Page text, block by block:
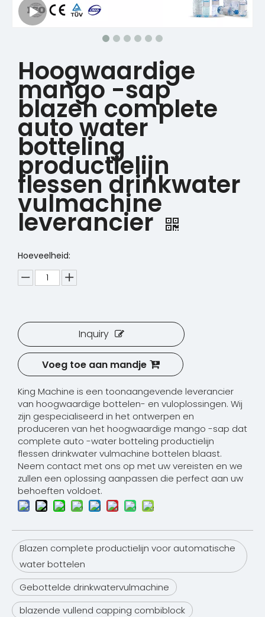
Hoogwaardige
mango -sap
blazen complete
auto water
botteling
productielijn
flessen drinkwater
vulmachine
leverancier
Hoeveelheid:
Inquiry
Voeg toe aan mandje
King Machine is een toonaangevende leverancier
van hoogwaardige bottelen- en vuloplossingen. Wij
zijn gespecialiseerd in het ontwerpen en
produceren van het hoogwaardige mango -sap dat
complete auto -water botteling productielijn
flessen drinkwater vulmachine bottelen blaast.
Neem contact met ons op met uw vereisten en we
zullen een oplossing aanpassen die perfect aan uw
behoeften voldoet.
Blazen complete productielijn voor automatische
water bottelen
Gebottelde drinkwatervulmachine
blazende vullend capping combiblock